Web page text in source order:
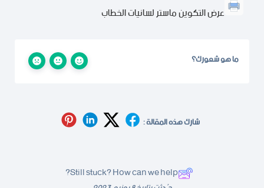
عرض التكوين ماستر لسانيات الخطاب
ما هو شعورك؟
شارك هذه المقالة :
Still stuck? How can we help?